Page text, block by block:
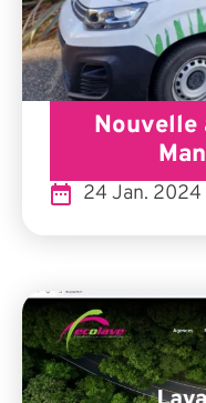
Nouvelle
24 Jan. 2024